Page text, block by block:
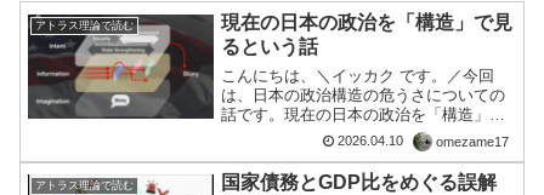
アトラス理論で読む
現在の日本の政治を「構造」で見
るという話
こんにちは、＼イッカク です。／今回
は、日本の政治構造の危うさについての
話です。現在の日本の政治を「構造」で
見るという話― OS三層（Intent／
Information／Imagination）で考える ―最
近の政治を見ていて、なんとなく...
2026.04.10 omezame17
アトラス理論で読む
国家債務とGDP比をめぐる誤解